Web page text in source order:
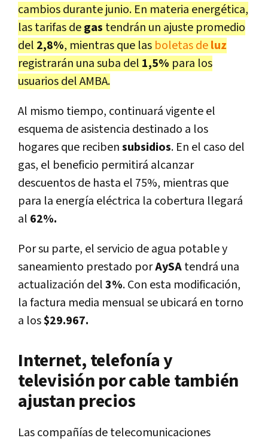
cambios durante junio. En materia energética,
las tarifas degas tendrán un ajuste promedio
del 2,8%, mientras que las boletas deluz
registrarán una suba del 1,5% para los
usuarios del AMBA.
Al mismo tiempo, continuará vigente el
esquema de asistencia destinado a los
hogares que recibensubsidios. En el caso del
gas, el beneficio permitirá alcanzar
descuentos de hasta el 75%, mientras que
para la energía eléctrica la cobertura llegará
al 62%.
Por su parte, el servicio de agua potable y
saneamiento prestado porAySAtendrá una
actualización del3%. Con esta modificación,
la factura media mensual se ubicará en torno
a los$29.967.
Internet, telefonía y
televisión por cable también
ajustan precios
Las compañías de telecomunicaciones